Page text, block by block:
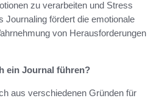
zu verarbeiten und Stress
Journaling fördert die emotionale
von Herausforderungen
ein Journal führen?
aus verschiedenen Gründen für